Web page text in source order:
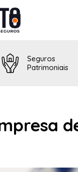
Seguros
Patrimoniais